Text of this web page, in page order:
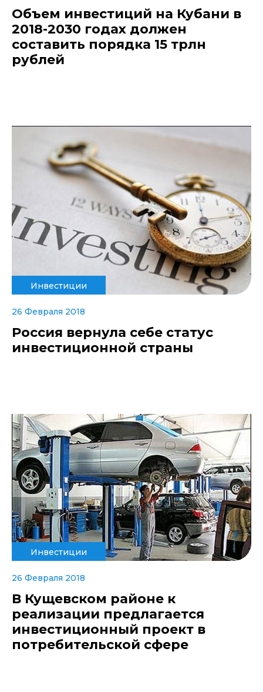
Объем инвестиций на Кубани в
2018-2030 годах должен
составить порядка 15 трлн
рублей
Инвестиции
26 Февраля 2018
Россия вернула себе статус
инвестиционной страны
Инвестиции
26 Февраля 2018
В Кущевском районе к
реализации предлагается
инвестиционный проект в
потребительской сфере